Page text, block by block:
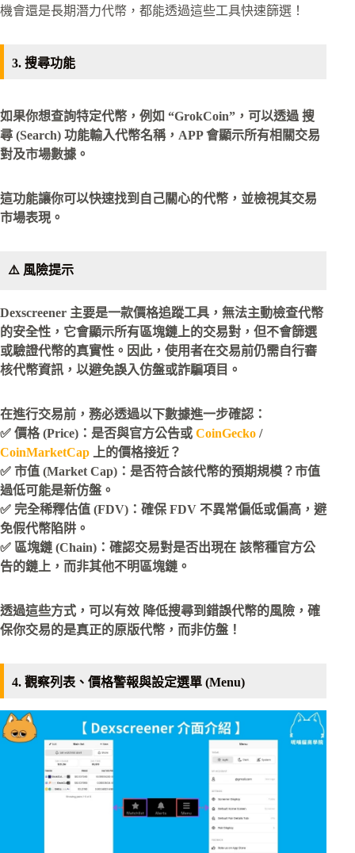
機會還是長期潛力代幣，都能透過這些工具快速篩選！
3. 搜尋功能
如果你想查詢特定代幣，例如 “GrokCoin”，可以透過 搜
尋 (Search) 功能輸入代幣名稱，APP 會顯示所有相關交易
對及市場數據。
這功能讓你可以快速找到自己關心的代幣，並檢視其交易
市場表現。
⚠️ 風險提示
Dexscreener 主要是一款價格追蹤工具， 無法主動檢查代幣
的安全性 ，它會顯示所有區塊鏈上的交易對，但不會篩選
或驗證代幣的真實性。因此，使用者在交易前仍需自行審
核代幣資訊，以避免誤入仿盤或詐騙項目。
在進行交易前，務必透過以下數據進一步確認：
✅ 價格 (Price)：是否與官方公告或 CoinGecko /
CoinMarketCap 上的價格接近？
✅ 市值 (Market Cap)：是否符合該代幣的預期規模？市值
過低可能是新仿盤。
✅ 完全稀釋估值 (FDV)：確保 FDV 不異常偏低或偏高，避
免假代幣陷阱。
✅ 區塊鏈 (Chain)：確認交易對是否出現在 該幣種官方公
告的鏈上，而非其他不明區塊鏈。
透過這些方式，可以有效 降低搜尋到錯誤代幣的風險，確
保你交易的是真正的原版代幣，而非仿盤！
4. 觀察列表、價格警報與設定選單 (Menu)